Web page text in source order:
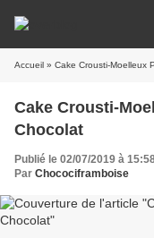
Accueil » Cake Crousti-Moelleux
Cake Crousti-
Chocolat
Publié le 02/07/2019 à
Par Chocociframboise